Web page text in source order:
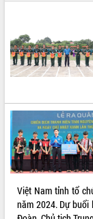
Đắk Lắk: Tôn vinh 46
Đắk Lắk rà soát, điều
về phát triển nuôi
Phó Chủ tịch UBND
Trương Công Thái
Thuột
Định vị cà phê Việt
sản sống” trong dòng
Xây dựng nông thôn
sống người dân từ
thực
Quyết liệt tháo gỡ
Việt Nam tỉnh tổ
năm 2024. Dự buổi